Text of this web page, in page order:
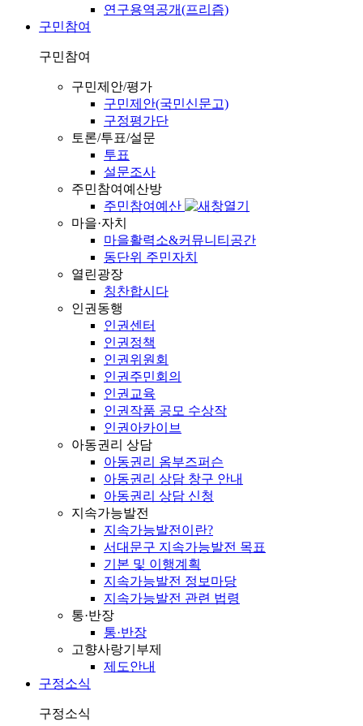
연구용역공개(프리즘)
구민참여
구민참여
구민제안/평가
구민제안(국민신문고)
구정평가단
토론/투표/설문
투표
설문조사
주민참여예산방
주민참여예산
마을·자치
마을활력소&커뮤니티공간
동단위 주민자치
열린광장
칭찬합시다
인권동행
인권센터
인권정책
인권위원회
인권주민회의
인권교육
인권작품 공모 수상작
인권아카이브
아동권리 상담
아동권리 옴부즈퍼슨
아동권리 상담 창구 안내
아동권리 상담 신청
지속가능발전
지속가능발전이란?
서대문구 지속가능발전 목표
기본 및 이행계획
지속가능발전 정보마당
지속가능발전 관련 법령
통·반장
통·반장
고향사랑기부제
제도안내
구정소식
구정소식